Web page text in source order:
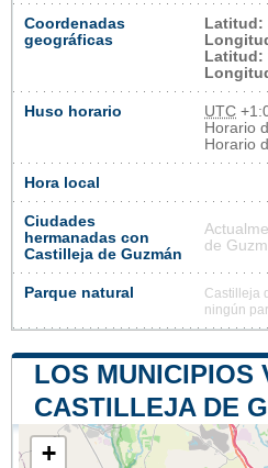
Coordenadas
geográficas
Latitud:
Latitud:
Huso horario UTC
Horario
Horario
Hora local
Ciudades
hermanadas con
Castilleja de Guzmán
de
Parque natural
Castilleja
ningún
LOS MUNICIPIOS
CASTILLEJA DE
+